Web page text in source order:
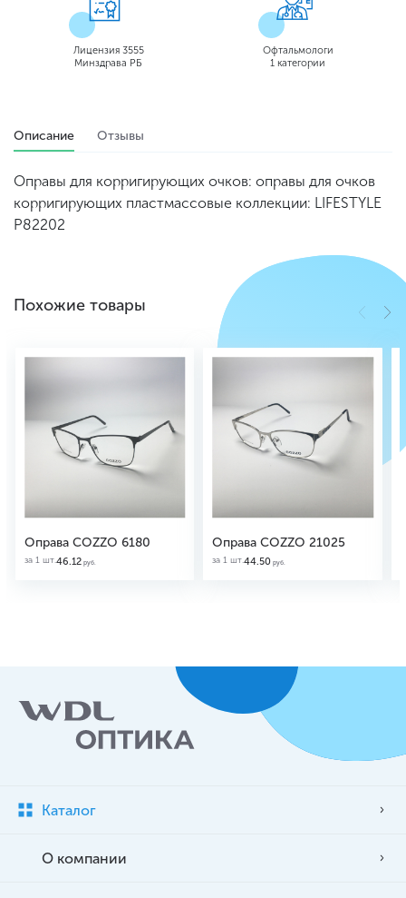
Лицензия 3555
Минздрава РБ
Офтальмологи
1 категории
Описание Отзывы
Оправы для корригирующих очков: оправы для очков
корригирующих пластмассовые коллекции: LIFESTYLE
P82202
Похожие товары
Оправа COZZO 6180
за 1 шт.46.12 руб.
Оправа COZZO 21025
за 1 шт.44.50 руб.
Каталог
О компании